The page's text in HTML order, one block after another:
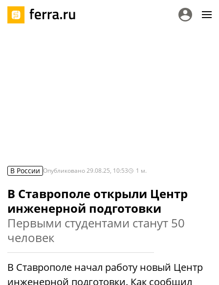
В России Опубликовано29.08.25, 10:53 1 м.
В Ставрополе открыли Центр
инженерной подготовки
Первыми студентами станут 50
человек
В Ставрополе начал работу новый Центр
инженерной подготовки. Как сообщил